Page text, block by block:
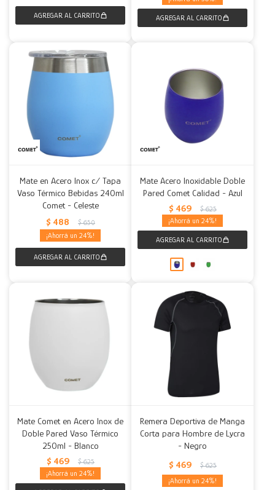
Mate en Acero Inox c/ Tapa
Vaso Térmico Bebidas 240ml
Comet - Celeste
$ 488 $ 650
24
Mate Acero Inoxidable Doble
Pared Comet Calidad - Azul
$ 469 $ 625
24
Mate Comet en Acero Inox de
Doble Pared Vaso Térmico
250ml - Blanco
$ 469 $ 625
24
Remera Deportiva de Manga
Corta para Hombre de Lycra
- Negro
$ 469 $ 625
24